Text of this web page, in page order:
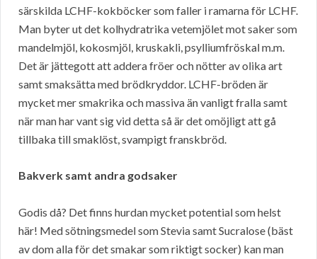
särskilda LCHF-kokböcker som faller i ramarna för LCHF.
Man byter ut det kolhydratrika vetemjölet mot saker som
mandelmjöl, kokosmjöl, kruskakli, psylliumfröskal m.m.
Det är jättegott att addera fröer och nötter av olika art
samt smaksätta med brödkryddor. LCHF-bröden är
mycket mer smakrika och massiva än vanligt fralla samt
när man har vant sig vid detta så är det omöjligt att gå
tillbaka till smaklöst, svampigt franskbröd.
Bakverk samt andra godsaker
Godis då? Det finns hurdan mycket potential som helst
här! Med sötningsmedel som Stevia samt Sucralose (bäst
av dom alla för det smakar som riktigt socker) kan man